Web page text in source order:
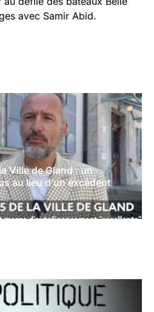
avec Samir Abid.
Ville de Gland : un
au lieu d’un excèdent